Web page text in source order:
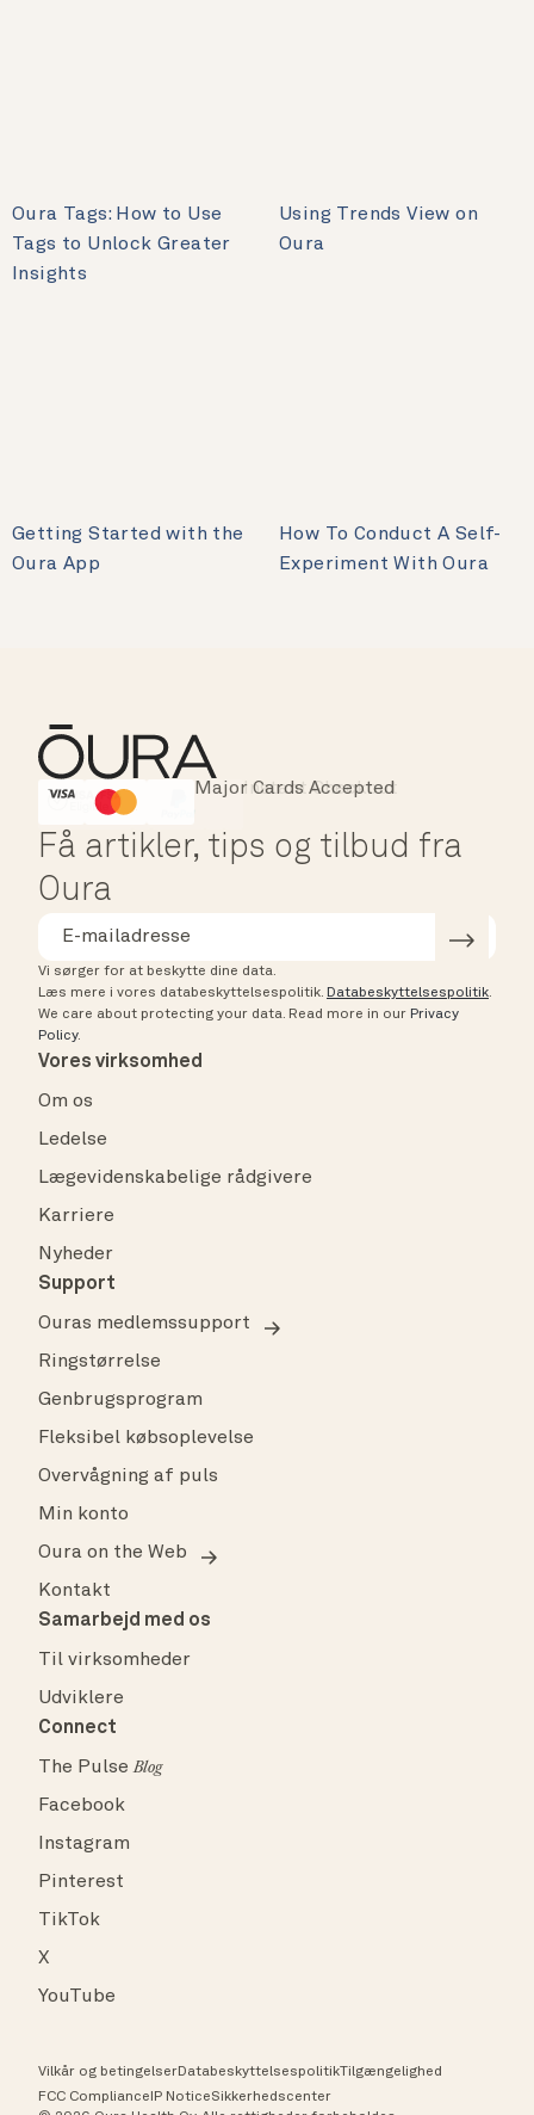
Oura Tags: How to Use
Tags to Unlock Greater
Insights
Using Trends View on
Oura
Getting Started with the
Oura App
How To Conduct A Self-
Experiment With Oura
HSA/FSA Eligible
Instant Checkout
Major Cards Accepted
Få artikler, tips og tilbud fra
Oura
Vi sørger for at beskytte dine data.
Læs mere i vores databeskyttelsespolitik. Databeskyttelsespolitik.
We care about protecting your data. Read more in our Privacy
Policy.
Vores virksomhed
Om os
Ledelse
Lægevidenskabelige rådgivere
Karriere
Nyheder
Support
Ouras medlemssupport
Ringstørrelse
Genbrugsprogram
Fleksibel købsoplevelse
Overvågning af puls
Min konto
Oura on the Web
Kontakt
Samarbejd med os
Til virksomheder
Udviklere
Connect
The PulseBlog
Facebook
Instagram
Pinterest
TikTok
X
YouTube
Vilkår og betingelserDatabeskyttelsespolitik Tilgængelighed
FCC ComplianceIP NoticeSikkerhedscenter